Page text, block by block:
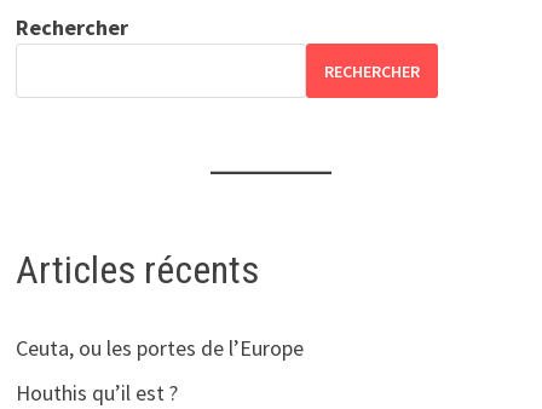
Rechercher
RECHERCHER
Articles récents
Ceuta, ou les portes de l’Europe
Houthis qu’il est ?